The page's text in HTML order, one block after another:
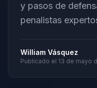
y pasos de
penalistas
William Vásquez
Publicado el 13 de mayo